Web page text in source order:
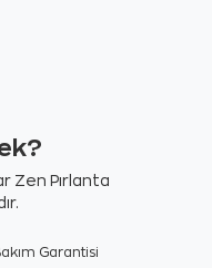
Zen Pırlanta
Garantisi